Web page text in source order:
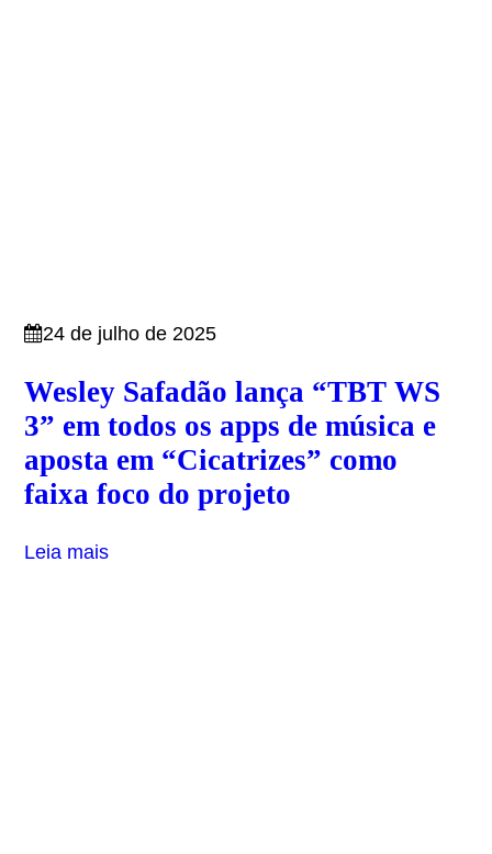
24 de julho de 2025
Wesley Safadão lança “TBT WS
3” em todos os apps de música e
aposta em “Cicatrizes” como
faixa foco do projeto
Leia mais